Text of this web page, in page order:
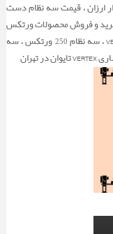
ارزان ، قیمت سه نظام دست
خرید و فروش محصولات ورتکس
، دانلود کاتالوگ VERTEX ، دانلود کاتالوگ چهار نظام VERTEX ، سه نظام 250 ورتکس ، سه